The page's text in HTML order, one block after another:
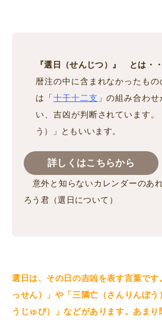
『選日（せんじつ）』 とは・・
暦注の中に含まれなかったもの
は「十干十二支 」の組み合わ
い、吉凶が判断されています。
う）」ともいいます。
詳しくはこちらから
意外と知らないカレンダーのあ
ろう君（選日について）
選日は、その日の吉凶を表す言葉で
っせん）」や「三隣亡（さんりんぼう
うじゅび）」などがあります。あま